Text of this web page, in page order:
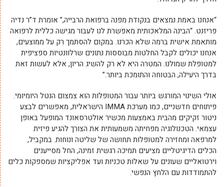
“אנחנו באמת נמצאים בנקודת מפנה ברפואת הרבייה,” אומרת ד”ר נדיה
פריזנט. “הבינה המלאכותית מאפשרת לנו לעבור מגישה כללית לרפואה
מותאמת אישית ברמה שלא הכרנו. במקום להסתמך רק על ממוצעים,
אנחנו יכולים לקבל החלטות מבוססות נתונים שרלוונטיות ספציפית
למטופלת שמולנו. המטרה היא לא רק להשיג הריון, אלא לעשות זאת
בדרך היעילה, הבטוחה והתומכת ביותר.”
אולי השינוי המורגש ביותר עבור המטופלות הוא צמצום הנטל היומיומי.
פיתוחים חדשניים, כמו מערכת IMMA הישראלית, מאפשרים לבצע
ניטור זקיקים מהבית באמצעות מכשיר אולטרסאונד המופעל באופן
עצמאי. הטכנולוגיה מפחיתה משמעותית את הצורך להגיע פיזית
למרפאה ומחזירה למטופלות תחושה של שליטה ונוחות. במקביל,
הכלים הדיגיטליים מציעים תמיכה רגשית זמינה, החל מסייענים
וירטואליים שעונים על שאלות טכניות ועד אפליקציות שמספקות כלים
להתמודדות עם הלחץ הנפשי.